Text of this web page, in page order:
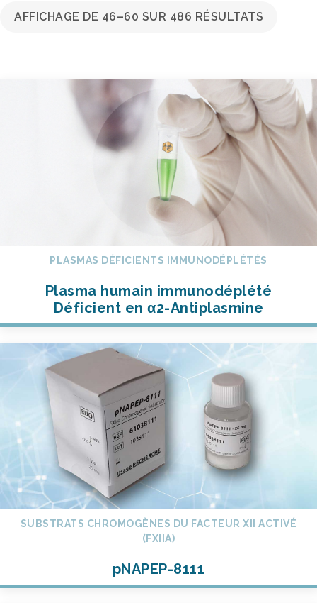
AFFICHAGE DE 46–60 SUR 486 RÉSULTATS
PLASMAS DÉFICIENTS IMMUNODÉPLÉTÉS
Plasma humain immunodéplété
Déficient en α2-Antiplasmine
SUBSTRATS CHROMOGÈNES DU FACTEUR XII ACTIVÉ
(FXIIA)
pNAPEP-8111